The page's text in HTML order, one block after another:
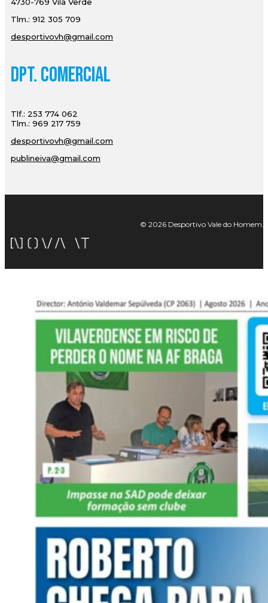
4730-769 Vila Verde
Tlm.: 912 305 709
desportivovh@gmail.com
Dpt. Comercial
Tlf.: 253 774 062
Tlm.: 969 217 759
desportivovh@gmail.com
publineiva@gmail.com
© 2026 Desportivo Vale do Homem.